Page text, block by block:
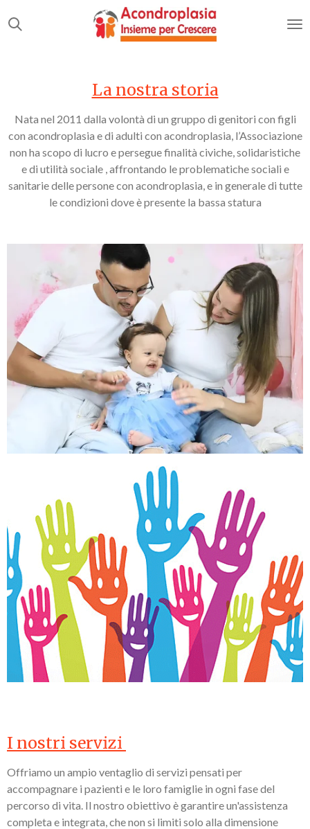
al
La nostra storia
Nata nel 2011 dalla volontà di un gruppo di genitori con figli
con acondroplasia e di adulti con acondroplasia, l’Associazione
non ha scopo di lucro e persegue finalità civiche, solidaristiche
e di utilità sociale ,affrontando le problematiche sociali e
sanitarie delle persone con acondroplasia, e in generale di tutte
le condizioni dove è presente la bassa statura
I nostri servizi
Offriamo un ampio ventaglio di servizi pensati per
accompagnare i pazienti e le loro famiglie in ogni fase del
percorso di vita. Il nostro obiettivo è garantire un'assistenza
completa e integrata, che non si limiti solo alla dimensione